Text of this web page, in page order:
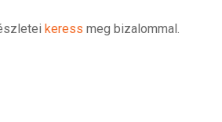
keress meg bizalommal.